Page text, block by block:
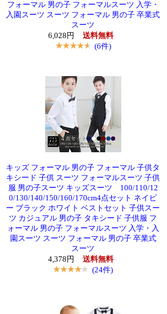
フォーマル 男の子 フォーマルスーツ 入学・
入園スーツ スーツ フォーマル 男の子 卒業式
スーツ
6,028円
送料無料
(6件)
キッズ フォーマル 男の子 フォーマル 子供タ
キシード 子供 スーツ フォーマルスーツ 子供
服 男の子スーツ キッズスーツ 100/110/12
0/130/140/150/160/170cm4点セット ネイビ
ー ブラック ホワイト ベストセット 子供スー
ツ カジュアル 男の子 タキシード 子供服 フ
ォーマル 男の子 フォーマルスーツ 入学・入
園スーツ スーツ フォーマル 男の子 卒業式
スーツ
4,378円
送料無料
(24件)